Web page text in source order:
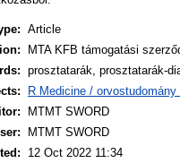
Article
MTA KFB támogatási
prosztatarák, prosztatarák-
R Medicine /
MTMT SWORD
MTMT SWORD
12 Oct 2022 11:34